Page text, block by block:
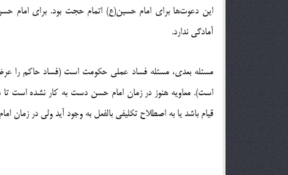
این دعوت‌ها براى امام حسین(ع) اتمام حجت بود. براى
آمادگى ندارد.
مسئله بعدی، مسئله فساد عملى حکومت است (فساد حاکم
است). معاویه هنوز در زمان امام حسن دست به کار نشده است
قیام باشد یا به اصطلاح تکلیفى بالفعل به وجود آید ولى در زمان